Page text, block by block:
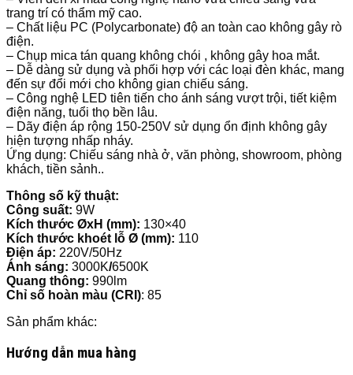
trang trí có thẩm mỹ cao.
– Chất liệu PC (Polycarbonate) độ an toàn cao không gây rò
điện.
– Chụp mica tán quang không chói , không gây hoa mắt.
– Dễ dàng sử dụng và phối hợp với các loại đèn khác, mang
đến sự đổi mới cho không gian chiếu sáng.
– Công nghệ LED tiên tiến cho ánh sáng vượt trội, tiết kiệm
điện năng, tuổi thọ bền lâu.
– Dãy điện áp rộng 150-250V sử dụng ổn định không gây
hiện tượng nhấp nháy.
Ứng dụng: Chiếu sáng nhà ở, văn phòng, showroom, phòng
khách, tiền sảnh..
Thông số kỹ thuật:
Công suất: 9W
Kích thước ØxH (mm): 130×40
Kích thước khoét lỗ Ø (mm): 110
Điện áp: 220V/50Hz
Ánh sáng: 3000K/6500K
Quang thông: 990lm
Chỉ số hoàn màu (CRI): 85
Sản phẩm khác:
Hướng dẫn mua hàng